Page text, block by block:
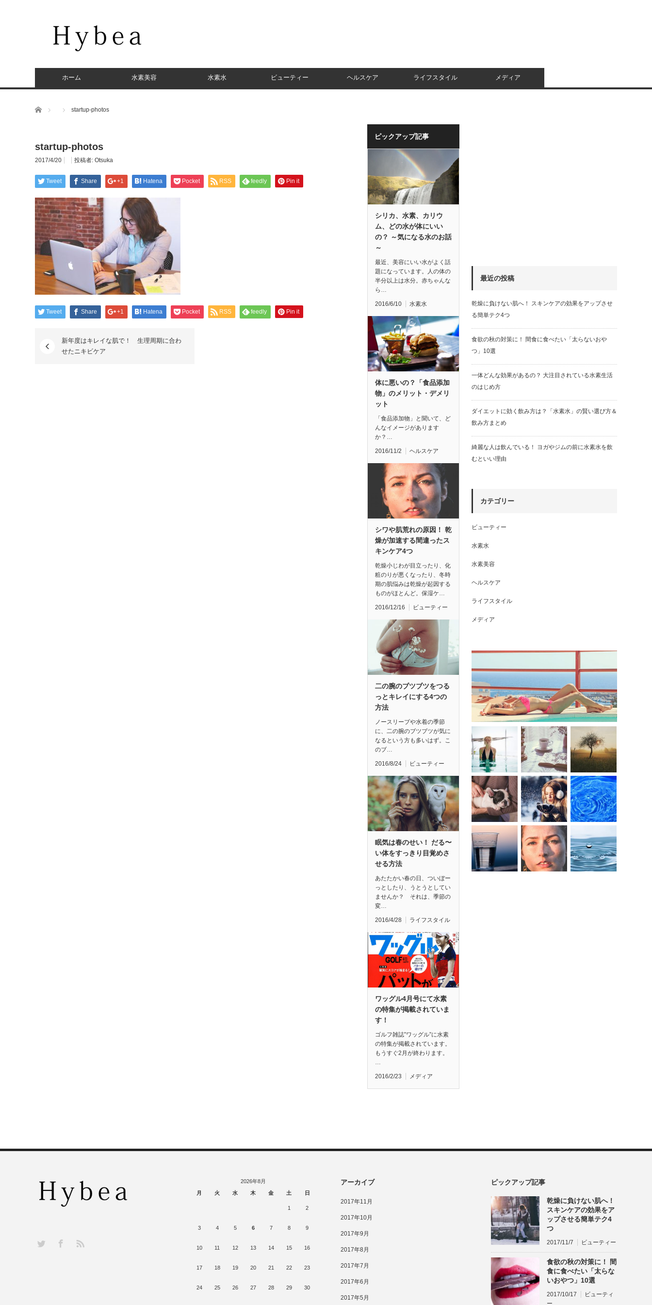
ホーム 水素美容 水素水 ビューティー ヘルスケア ライフスタイル メディア
ホーム startup-photos
startup-photos
2017/4/20 投稿者: Otsuka
Tweet Share +1 Hatena Pocket RSS feedly Pin it
Tweet Share +1 Hatena Pocket RSS feedly Pin it
新年度はキレイな肌で！ 生理周期に合わ
せたニキビケア
ピックアップ記事
シリカ、水素、カリウ
ム、どの水が体にいい
の？ ～気になる水のお話
～
最近、美容にいい水がよく話
題になっています。人の体の
半分以上は水分。赤ちゃんな
ら…
2016/6/10 水素水
体に悪いの？「食品添加
物」のメリット・デメリ
ット
「食品添加物」と聞いて、ど
んなイメージがあります
か？…
2016/11/2 ヘルスケア
シワや肌荒れの原因！ 乾
燥が加速する間違ったス
キンケア4つ
乾燥小じわが目立ったり、化
粧のりが悪くなったり、冬時
期の肌悩みは乾燥が起因する
ものがほとんど。保湿ケ…
2016/12/16 ビューティー
二の腕のブツブツをつる
っとキレイにする4つの
方法
ノースリーブや水着の季節
に、二の腕のブツブツが気に
なるという方も多いはず。こ
のブ…
2016/8/24 ビューティー
眠気は春のせい！ だる〜
い体をすっきり目覚めさ
せる方法
あたたかい春の日、ついぼー
っとしたり、うとうとしてい
ませんか？ それは、季節の
変…
2016/4/28 ライフスタイル
ワッグル4月号にて水素
の特集が掲載されていま
す！
ゴルフ雑誌”ワッグル”に水素
の特集が掲載されています。
もうすぐ2月が終わります。
2016/2/23 メディア
最近の投稿
乾燥に負けない肌へ！ スキンケアの効果をアップさせ
る簡単テク4つ
食欲の秋の対策に！ 間食に食べたい「太らないおや
つ」10選
一体どんな効果があるの？ 大注目されている水素生活
のはじめ方
ダイエットに効く飲み方は？「水素水」の賢い選び方＆
飲み方まとめ
綺麗な人は飲んでいる！ ヨガやジムの前に水素水を飲
むといい理由
カテゴリー
ビューティー
水素水
水素美容
ヘルスケア
ライフスタイル
メディア
2026年8月
月
火 水 木 金 土 日
1 2
3 4 5 6 7 8 9
10 11 12 13 14 15 16
17 18 19 20 21 22 23
24 25 26 27 28 29 30
アーカイブ
2017年11月
2017年10月
2017年9月
2017年8月
2017年7月
2017年6月
2017年5月
ピックアップ記事
乾燥に負けない肌へ！
スキンケアの効果をア
ップさせる簡単テク4
つ
2017/11/7 ビューティー
食欲の秋の対策に！ 間
食に食べたい「太らな
いおやつ」10選
2017/10/17
ビューティ
ー
Twitter Facebook
RSS